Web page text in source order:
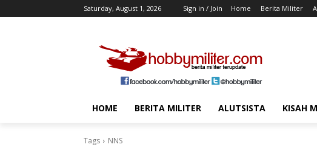
Saturday, August 1, 2026 Sign in / Join Home Berita Militer
HOME BERITA MILITER ALUTSISTA KISAH
Tags NNS